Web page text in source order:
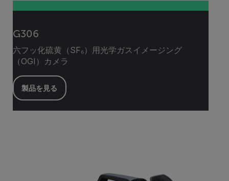
G306
六フッ化硫黄（SF₆）用光学ガスイメージング
（OGI）カメラ
製品を見る